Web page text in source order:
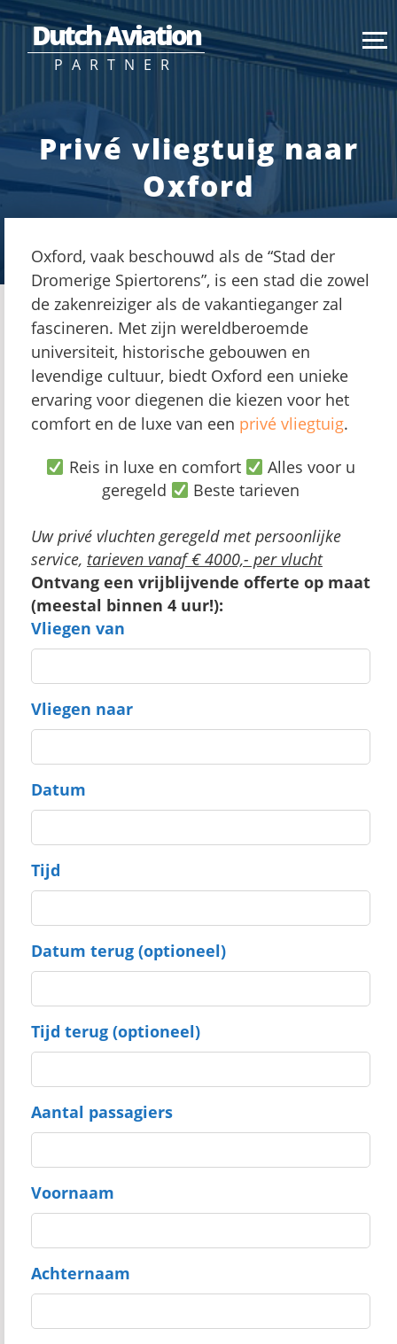
Dutch Aviation
PARTNER
Privé vliegtuig naar
Oxford
Oxford, vaak beschouwd als de “Stad der
Dromerige Spiertorens”, is een stad die zowel
de zakenreiziger als de vakantieganger zal
fascineren. Met zijn wereldberoemde
universiteit, historische gebouwen en
levendige cultuur, biedt Oxford een unieke
ervaring voor diegenen die kiezen voor het
comfort en de luxe van een privé vliegtuig.
Reis in luxe en comfort
Alles voor u
geregeld
Beste tarieven
Uw privé vluchten geregeld met persoonlijke
service, tarieven vanaf € 4000,- per vlucht
Ontvang een vrijblijvende offerte op maat
(meestal binnen 4 uur!):
Vliegen van
Vliegen naar
Datum
Tijd
Datum terug (optioneel)
Tijd terug (optioneel)
Aantal passagiers
Voornaam
Achternaam